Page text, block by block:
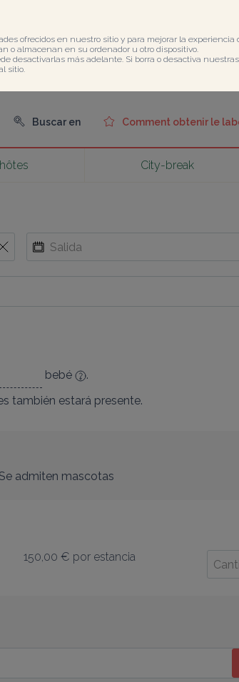
ofrecidos en nuestro sitio y para mejorar la experiencia
o almacenan en su ordenador u otro dispositivo.
desactivarlas más adelante. Si borra o desactiva
sitio.
Buscar en Comment obtenir le
City-break
bebé
.
también estará presente.
admiten mascotas
150,00 € por estancia